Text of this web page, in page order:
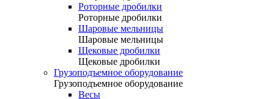
Роторные дробилки
Роторные дробилки
Шаровые мельницы
Шаровые мельницы
Щековые дробилки
Щековые дробилки
Грузоподъемное оборудование
Грузоподъемное оборудование
Весы